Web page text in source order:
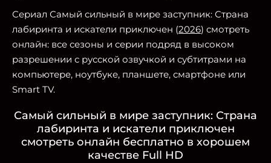
Сериал Самый сильный в мире заступник: Страна
лабиринта и искатели приключен (2026) смотреть
онлайн: все сезоны и серии подряд в высоком
разрешении с русской озвучкой и субтитрами на
компьютере, ноутбуке, планшете, смартфоне или
Smart TV.
Самый сильный в мире заступник: Страна
лабиринта и искатели приключен
смотреть онлайн бесплатно в хорошем
качестве Full HD